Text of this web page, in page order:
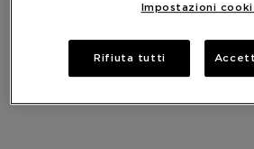
Impostazioni
Rifiuta tutti